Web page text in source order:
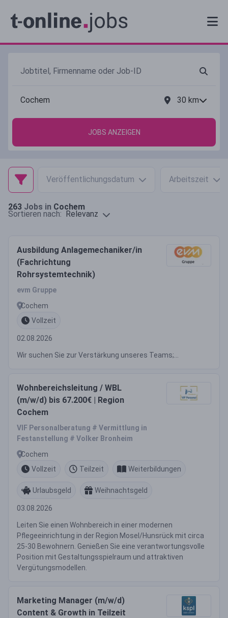
30 km
JOBS ANZEIGEN
Veröffentlichungsdatum Arbeitszeit
263 Jobs in Cochem
Sortieren nach: Relevanz
Ausbildung Anlagemechaniker/in
(Fachrichtung
Rohrsystemtechnik)
evm Gruppe
Cochem
Vollzeit
02.08.2026
Wir suchen Sie zur Verstärkung unseres Teams;...
Wohnbereichsleitung / WBL
(m/w/d) bis 67.200€ | Region
Cochem
VIF Personalberatung # Vermittlung in
Festanstellung # Volker Bronheim
Cochem
Vollzeit
Teilzeit Weiterbildungen
Urlaubsgeld Weihnachtsgeld
03.08.2026
Leiten Sie einen Wohnbereich in einer modernen
Pflegeeinrichtung in der Region Mosel/Hunsrück mit circa
25-30 Bewohnern. Genießen Sie eine verantwortungsvolle
Position mit Gestaltungsspielraum und attraktiven
Vergütungsmodellen.
Marketing Manager (m/w/d)
Content & Growth in Teilzeit